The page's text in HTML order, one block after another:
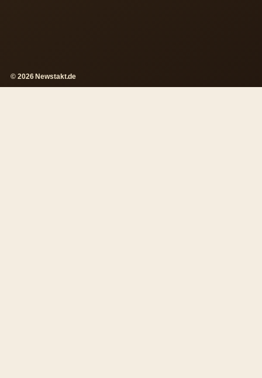
© 2026 Newstakt.de